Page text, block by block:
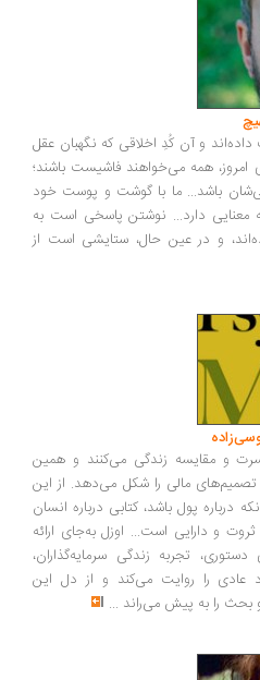
و آن کُدِ اخلاقی که نگهبان عقل
همه می‌خواهند فاشیست باشند؛
ما با گوشت و پوست خود
دارد... نوشتن پاسخی است به
در عین حال، ستایشی است از
زندگی می‌کنند و همین
مالی را شکل می‌دهد. از این
پول باشد، کتابی درباره انسان
است... اوزل به‌جای ارائه
زندگی سرمایه‌گذاران،
را روایت می‌کند و از دل این
به پیش می‌راند ...